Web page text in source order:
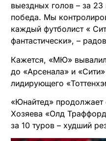
выездных голов – за 23
победа. Мы
каждый футболист «
фантастически», –
Кажется, «МЮ»
до «Арсенала» и
лидирующего
«Юнайтед» продолжает
Хозяева «Олд
за 10 туров – худший